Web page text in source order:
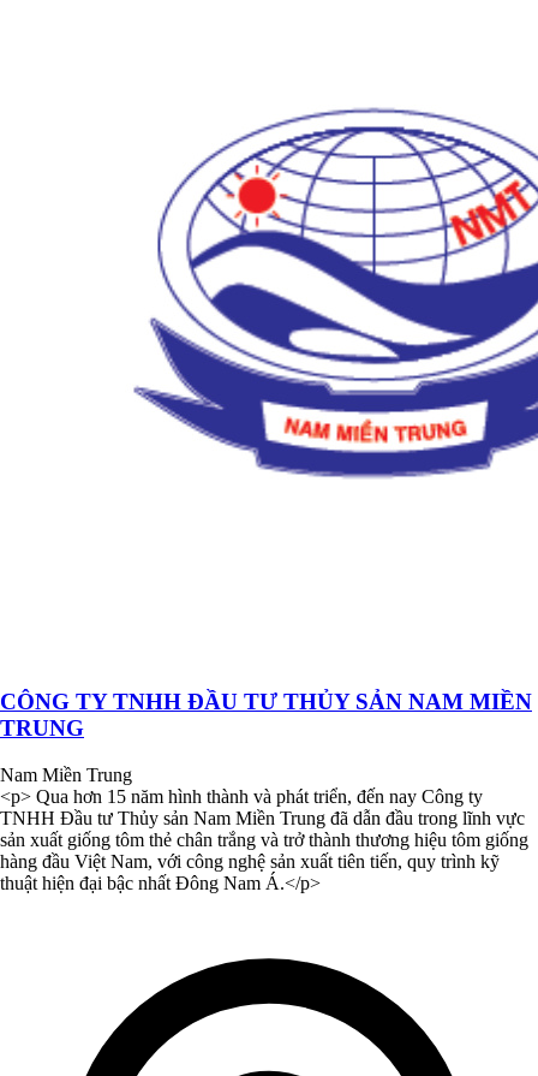
CÔNG TY TNHH ĐẦU TƯ THỦY SẢN NAM MIỀN
TRUNG
Nam Miền Trung
<p> Qua hơn 15 năm hình thành và phát triển, đến nay Công ty
TNHH Đầu tư Thủy sản Nam Miền Trung đã dẫn đầu trong lĩnh vực
sản xuất giống tôm thẻ chân trắng và trở thành thương hiệu tôm giống
hàng đầu Việt Nam, với công nghệ sản xuất tiên tiến, quy trình kỹ
thuật hiện đại bậc nhất Đông Nam Á.</p>